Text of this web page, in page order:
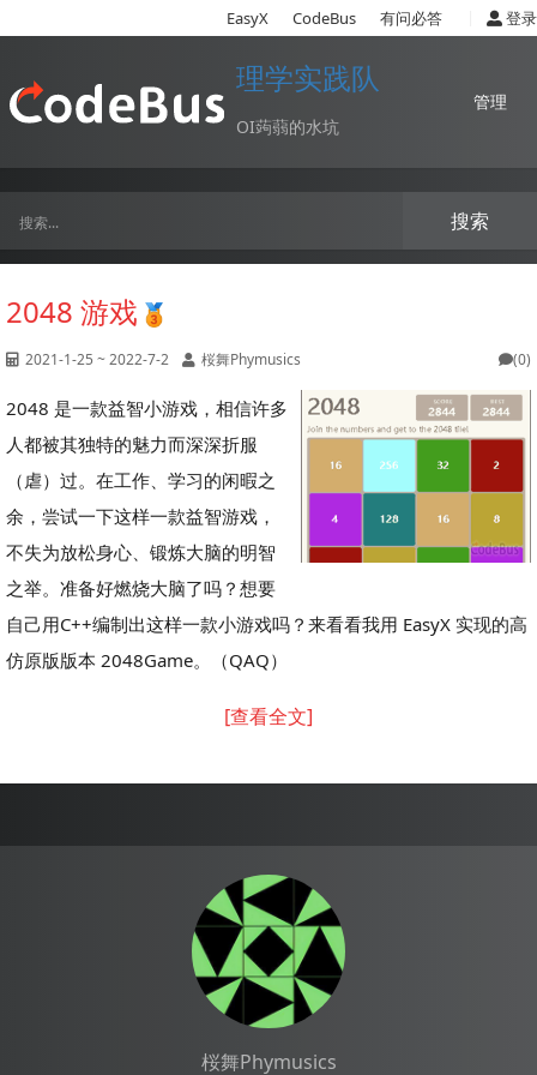
EasyX CodeBus 有问必答 登录
理学实践队
OI蒟蒻的水坑
管理
2048 游戏
2021-1-25 ~ 2022-7-2 桜舞Phymusics (0)
2048 是一款益智小游戏，相信许多
人都被其独特的魅力而深深折服
（虐）过。在工作、学习的闲暇之
余，尝试一下这样一款益智游戏，
不失为放松身心、锻炼大脑的明智
之举。准备好燃烧大脑了吗？想要
自己用C++编制出这样一款小游戏吗？来看看我用 EasyX 实现的高
仿原版版本 2048Game。（QAQ）
[查看全文]
桜舞Phymusics
搜索